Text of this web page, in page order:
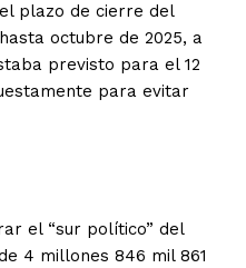
plazo de cierre del
octubre de 2025, a
previsto para el 12
para evitar
el “sur político” del
4 millones 846 mil 861